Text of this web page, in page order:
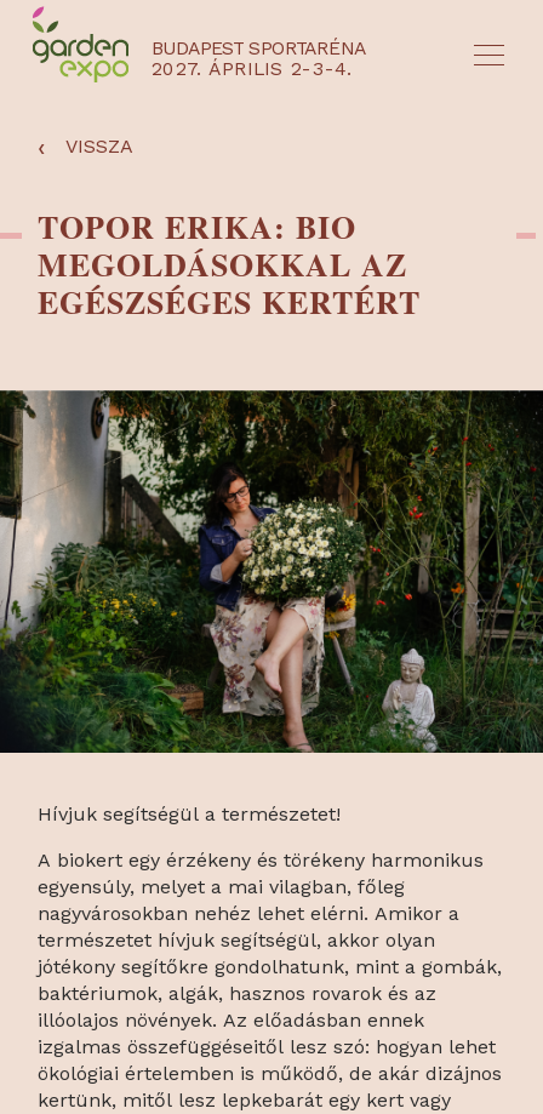
BUDAPEST SPORTARÉNA
2027. ÁPRILIS 2-3-4.
NYEREMÉNYJÁTÉK / REGISZTRÁCIÓ
‹ VISSZA
TOPOR ERIKA: BIO
MEGOLDÁSOKKAL AZ
EGÉSZSÉGES KERTÉRT
Hívjuk segítségül a természetet!
A biokert egy érzékeny és törékeny harmonikus
egyensúly, melyet a mai vilagban, főleg
nagyvárosokban nehéz lehet elérni. Amikor a
természetet hívjuk segítségül, akkor olyan
jótékony segítőkre gondolhatunk, mint a gombák,
baktériumok, algák, hasznos rovarok és az
illóolajos növények. Az előadásban ennek
izgalmas összefüggéseitől lesz szó: hogyan lehet
ökológiai értelemben is működő, de akár dizájnos
kertünk, mitől lesz lepkebarát egy kert vagy